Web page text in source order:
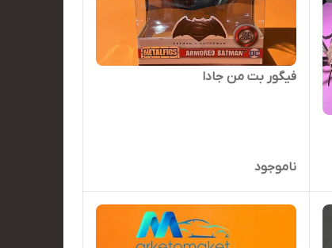
فیگور بت من جادا
ناموجود